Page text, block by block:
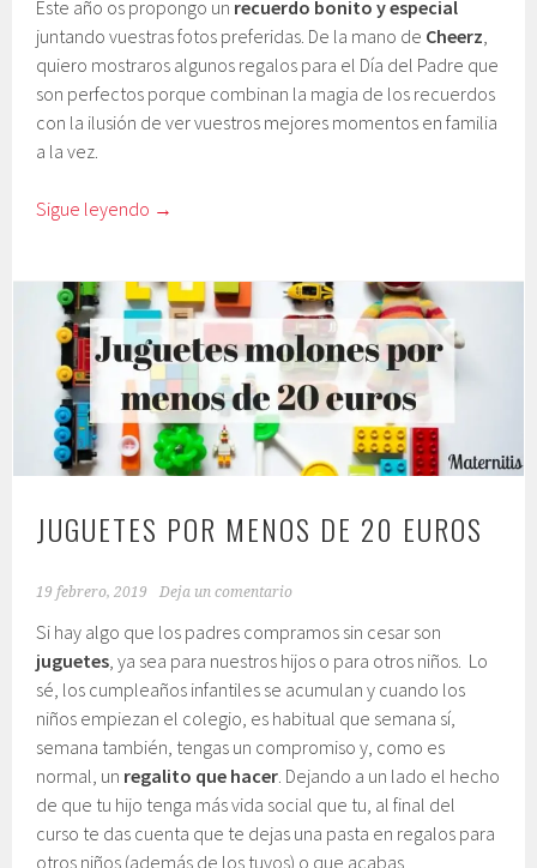
Este año os propongo un recuerdo bonito y especial
juntando vuestras fotos preferidas. De la mano de Cheerz
quiero mostraros algunos regalos para el Día del Padre que
son perfectos porque combinan la magia de los recuerdos
con la ilusión de ver vuestros mejores momentos en familia
a la vez.
Sigue leyendo →
JUGUETES POR MENOS DE 20 EUROS
19 febrero, 2019 Deja un comentario
Si hay algo que los padres compramos sin cesar son
juguetes, ya sea para nuestros hijos o para otros niños. Lo
sé, los cumpleaños infantiles se acumulan y cuando los
niños empiezan el colegio, es habitual que semana sí,
semana también, tengas un compromiso y, como es
normal, un regalito que hacer. Dejando a un lado el hecho
de que tu hijo tenga más vida social que tu, al final del
curso te das cuenta que te dejas una pasta en regalos para
otros niños (además de los tuyos) o que acabas